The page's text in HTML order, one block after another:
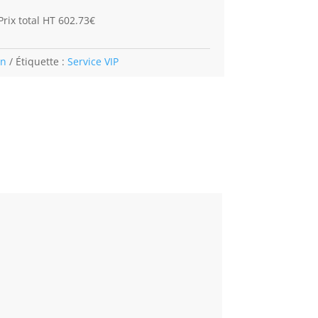
total HT 602.73€
Étiquette : Service VIP